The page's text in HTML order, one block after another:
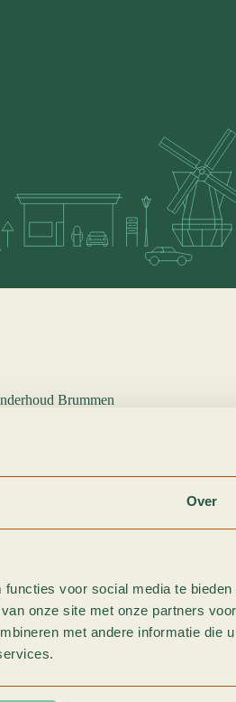
Over
voor social media te bieden
onze site met onze partners
met andere informatie die
Brummen
is ten alle tijden erg
over alle nodige kennis om jouw
onderhoud / tussentijdse service
Airco service (onderhoud & reiniging)
Ultrasone interieurreiniging
winterbanden wissel
Schadeafhandeling
problemen